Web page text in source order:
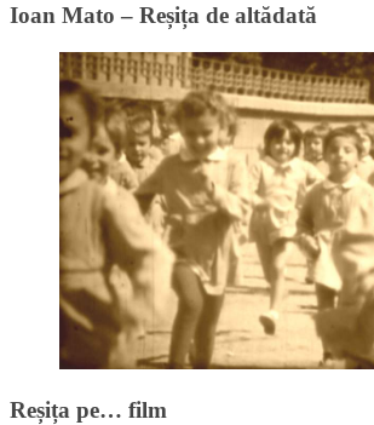
Ioan Mato – Reșița de altădată
Reșița pe… film